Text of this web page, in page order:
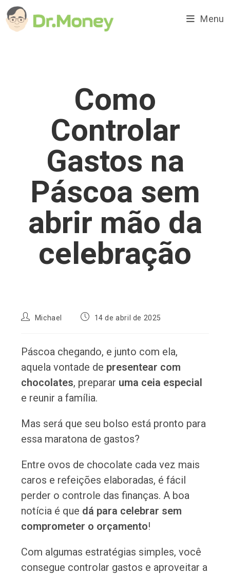
para
Menu
Como
Controlar
Gastos na
Páscoa sem
abrir mão da
celebração
AutorMichael
Post14 de abril de 2025
Páscoa chegando, e junto com ela,
aquela vontade de presentear com
chocolates, preparar uma ceia especial
e reunir a família.
Mas será que seu bolso está pronto para
essa maratona de gastos?
Entre ovos de chocolate cada vez mais
caros e refeições elaboradas, é fácil
perder o controle das finanças. A boa
notícia é que dá para celebrar sem
comprometer o orçamento!
Com algumas estratégias simples, você
consegue controlar gastos e aproveitar a